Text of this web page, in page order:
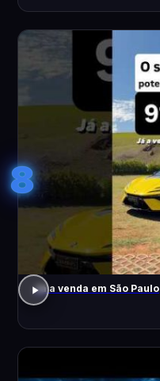
8
Já a venda em São Paulo